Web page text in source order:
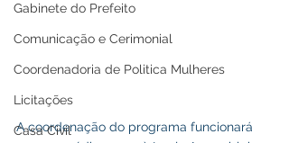
Gabinete do Prefeito
Comunicação e Cerimonial
Coordenadoria de Politica Mulheres
Licitações
Casa Civil
A coordenação do programa funcionará